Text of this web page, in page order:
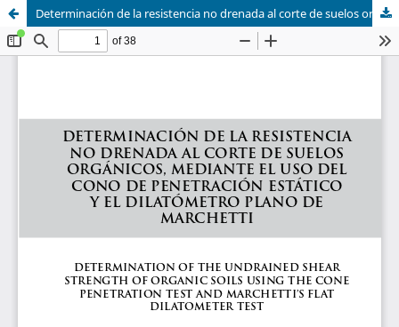
Determinación de la resistencia no drenada al corte de suelos orgánicos, mediante el uso del cono de penetración estático y el dilatómetro plano de Marchetti